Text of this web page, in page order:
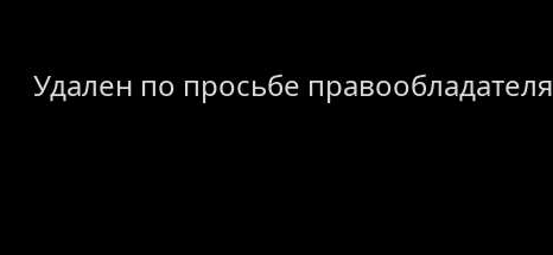
Удален по просьбе правообладателя